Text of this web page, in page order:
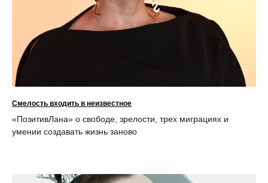
Смелость входить в неизвестное
«ПозитивЛана» о свободе, зрелости, трех миграциях и
умении создавать жизнь заново